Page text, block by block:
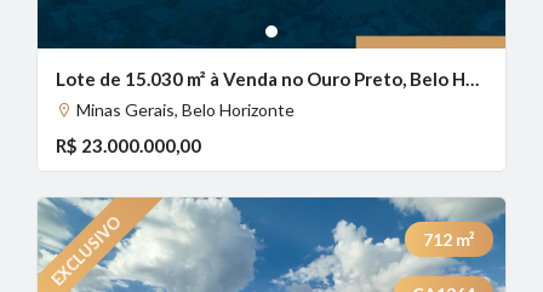
1
Lote de 15.030 m² à Venda no Ouro Preto, Belo Horizonte - MG
Minas Gerais, Belo Horizonte
R$ 23.000.000,00
712 m²